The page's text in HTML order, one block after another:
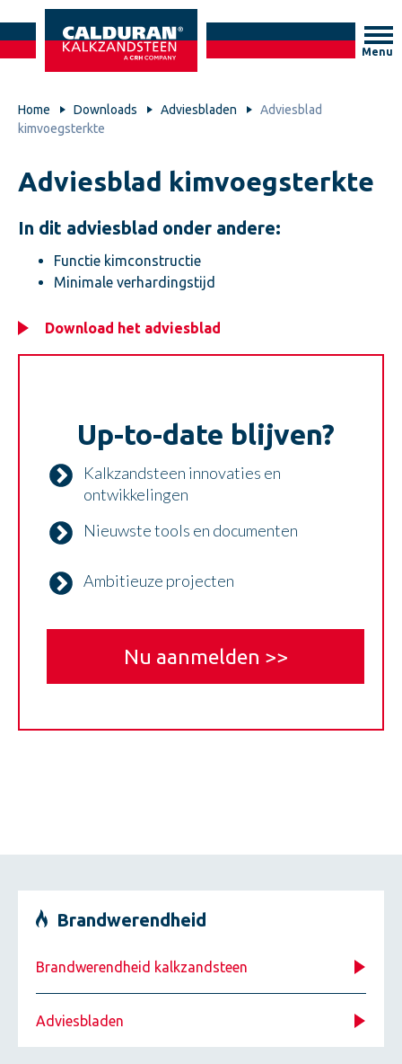
Menu
Home Downloads Adviesbladen
Adviesblad
kimvoegsterkte
Adviesblad kimvoegsterkte
In dit adviesblad onder andere:
Functie kimconstructie
Minimale verhardingstijd
Download het adviesblad
Up-to-date blijven?
Kalkzandsteen innovaties en
ontwikkelingen
Nieuwste tools en documenten
Ambitieuze projecten
Nu aanmelden >>
Brandwerendheid
Brandwerendheid kalkzandsteen
Adviesbladen